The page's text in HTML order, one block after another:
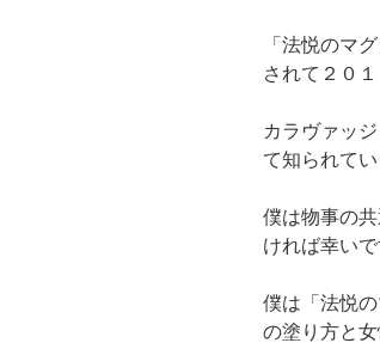
「法悦のマ
されて２０
カラヴァッ
て知られてい
僕は物事の
ければ幸いで
僕は「法悦
の塗り方と